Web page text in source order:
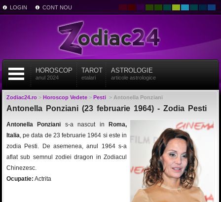
LOGIN CONT NOU
HOROSCOP
anul 2024
TAROT
etalari
ASTROLOGIE
articole astrologice
Zodiac24.ro> Horoscop Vedete> Pesti> Antonella Ponziani
Antonella Ponziani (23 februarie 1964) - Zodia Pesti
Antonella Ponziani s-a nascut in
Roma,
Italia, pe data de 23 februarie 1964 si este in
zodia Pesti. De asemenea, anul 1964 s-a
aflat sub semnul zodiei dragon in Zodiacul
Chinezesc.
Ocupatie: Actrita